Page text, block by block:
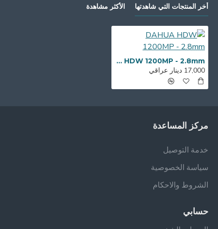
أخر المنتجات التي شاهدتها الأكثر مشاهدة
DAHUA HDW 1200MP - 2.8mm
17,000 دينار عراقي
مركز المساعدة
خدمة التوصيل
سياسة الخصوصية
الشروط والاحكام
حسابي